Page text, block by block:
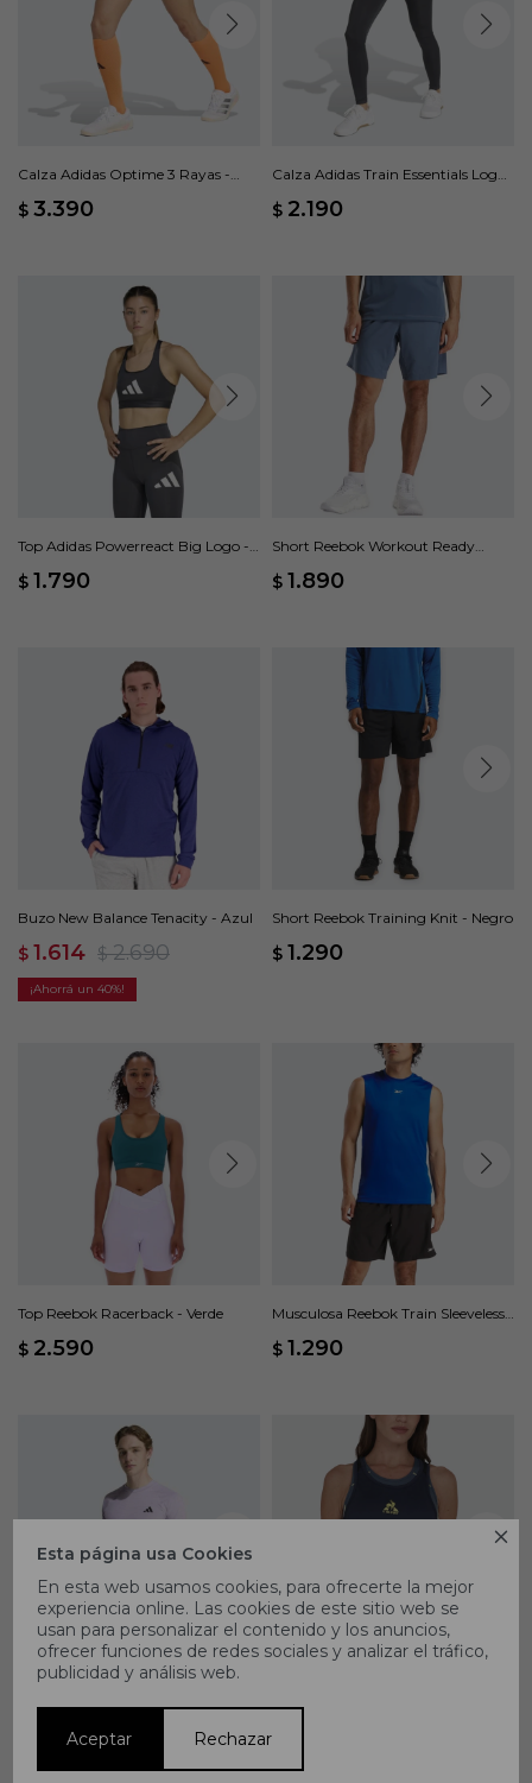

Esta página usa Cookies
En esta web usamos cookies, para ofrecerte la mejor
experiencia online. Las cookies de este sitio web se
usan para personalizar el contenido y los anuncios,
ofrecer funciones de redes sociales y analizar el tráfico,
publicidad y análisis web.
Aceptar Rechazar
Calza Adidas Optime 3 Rayas -
$ 3.390
Calza Adidas Train Essentials Logo
$ 2.190
Top Adidas Powerreact Big Logo -
$ 1.790
Short Reebok Workout Ready
$ 1.890
Buzo New Balance Tenacity - Azul
$ 1.614 $ 2.690
40
Short Reebok Training Knit - Negro
$ 1.290
Top Reebok Racerback - Verde
$ 2.590
Musculosa Reebok Train Sleeveless
$ 1.290
Remera Adidas GYM+ - Violeta
Training - Azul